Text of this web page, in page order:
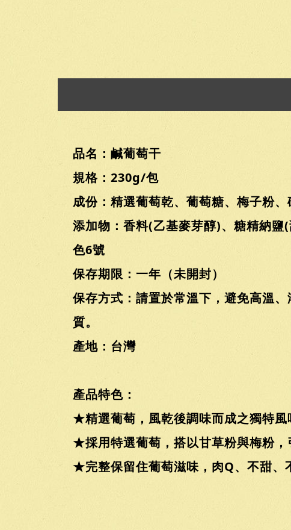
品名：鹹葡萄干
規格：230g/包
成份：精選葡萄乾、葡萄糖、梅子粉
添加物：香料(乙基麥芽醇)、糖精納
色6號
保存期限：一年（未開封）
保存方式：請置於常溫下，避免高溫
質。
產地：台灣
產品特色：
★精選葡萄，風乾後調味而成之獨特風
★採用特選葡萄，搭以甘草粉與梅粉，
★完整保留住葡萄滋味，肉Q、不甜、